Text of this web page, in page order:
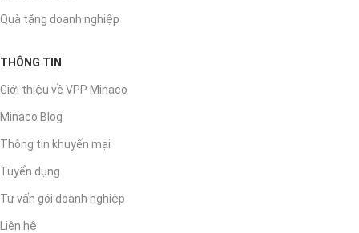
Quà tặng doanh nghiệp
THÔNG TIN
Giới thiệu về VPP Minaco
Minaco Blog
Thông tin khuyến mại
Tuyển dụng
Tư vấn gói doanh nghiệp
Liên hệ